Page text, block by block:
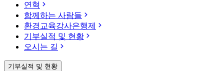
연혁
함께하는 사람들
환경교육강사은행제
기부실적 및 현황
오시는 길
기부실적 및 현황